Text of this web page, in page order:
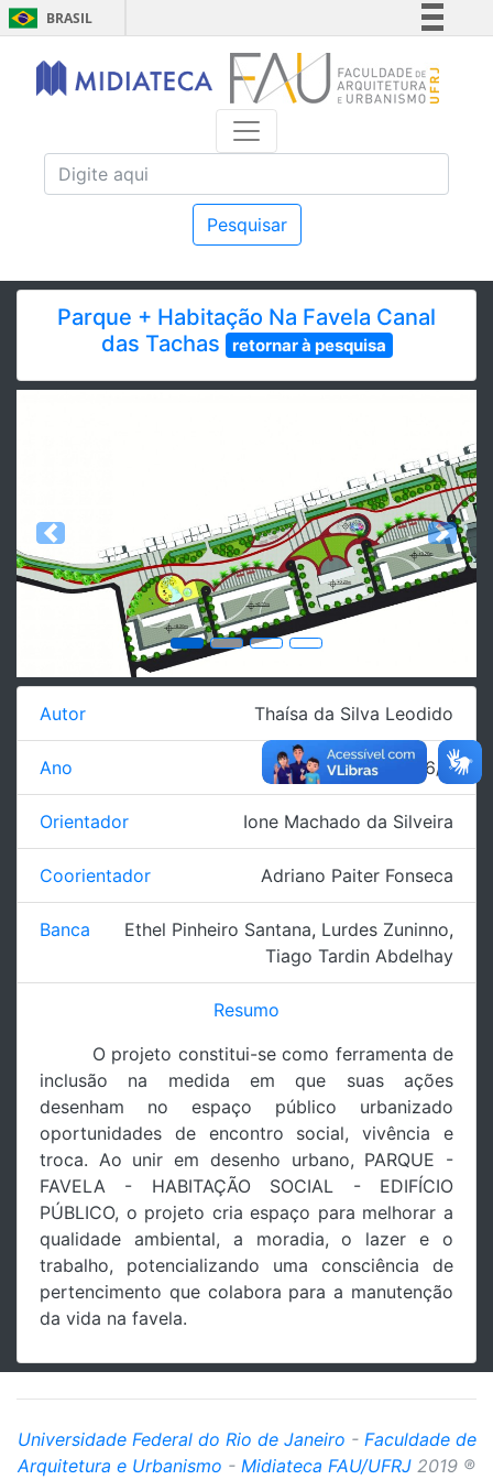
BRASIL
Simplifique!
Comunica BR
Acesso à informação
Pesquisar
Parque + Habitação Na Favela Canal
das Tachas
retornar à pesquisa
Previous Next
Autor Thaísa da Silva Leodido
Ano 2016/2
Orientador Ione Machado da Silveira
Coorientador Adriano Paiter Fonseca
Banca Ethel Pinheiro Santana, Lurdes Zuninno,
Tiago Tardin Abdelhay
Resumo
O projeto constitui-se como ferramenta de
inclusão na medida em que suas ações
desenham no espaço público urbanizado
oportunidades de encontro social, vivência e
troca. Ao unir em desenho urbano, PARQUE -
FAVELA - HABITAÇÃO SOCIAL - EDIFÍCIO
PÚBLICO, o projeto cria espaço para melhorar a
qualidade ambiental, a moradia, o lazer e o
trabalho, potencializando uma consciência de
pertencimento que colabora para a manutenção
da vida na favela.
Universidade Federal do Rio de Janeiro - Faculdade de
Arquitetura e Urbanismo - Midiateca FAU/UFRJ 2019 ®